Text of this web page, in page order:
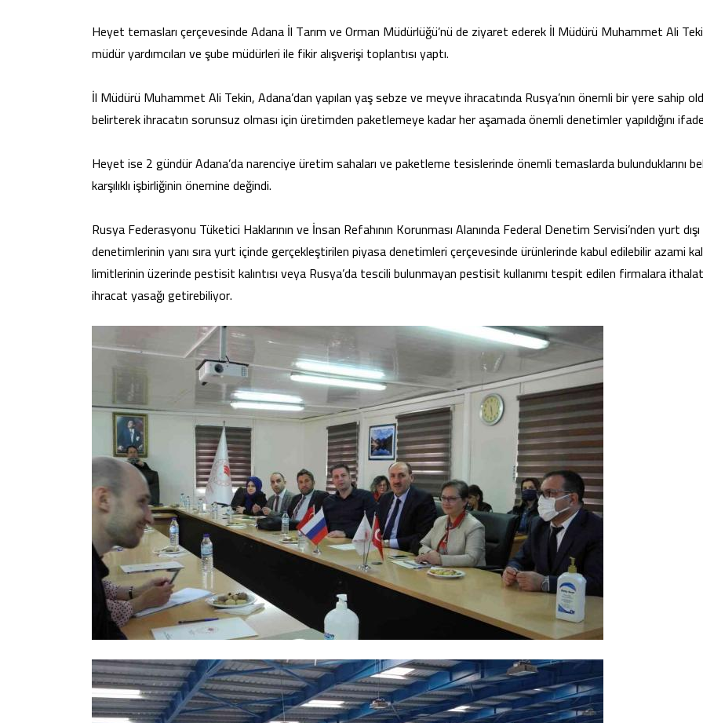
Heyet temasları çerçevesinde Adana İl Tarım ve Orman Müdürlüğü’nü de ziyaret ederek İl Müdürü Muhammet Ali
müdür yardımcıları ve şube müdürleri ile fikir alışverişi toplantısı yaptı.
İl Müdürü Muhammet Ali Tekin, Adana’dan yapılan yaş sebze ve meyve ihracatında Rusya’nın önemli bir yere sahip
belirterek ihracatın sorunsuz olması için üretimden paketlemeye kadar her aşamada önemli denetimler yapıldığını
Heyet ise 2 gündür Adana’da narenciye üretim sahaları ve paketleme tesislerinde önemli temaslarda bulunduklarını
karşılıklı işbirliğinin önemine değindi.
Rusya Federasyonu Tüketici Haklarının ve İnsan Refahının Korunması Alanında Federal Denetim Servisi’nden yurt dışı
denetimlerinin yanı sıra yurt içinde gerçekleştirilen piyasa denetimleri çerçevesinde ürünlerinde kabul edilebilir azami
limitlerinin üzerinde pestisit kalıntısı veya Rusya’da tescili bulunmayan pestisit kullanımı tespit edilen firmalara
ihracat yasağı getirebiliyor.